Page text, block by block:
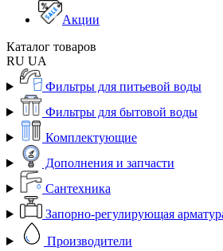
Акции
Каталог товаров
RU UA
Фильтры для питьевой воды
Фильтры для бытовой воды
Комплектующие
Дополнения и запчасти
Сантехника
Запорно-регулирующая
Производители